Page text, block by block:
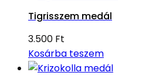
Tigrisszem medál
3.500 Ft
Kosárba teszem